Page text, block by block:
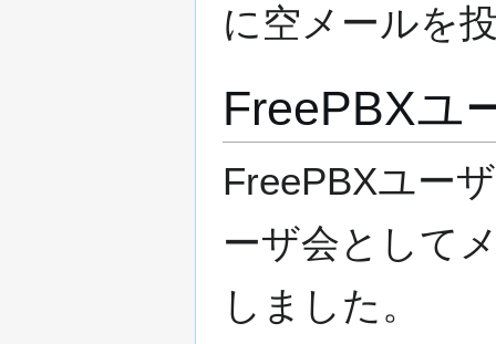
に空メールを
FreePBXユ
FreePBXユー
ーザ会として
しました。